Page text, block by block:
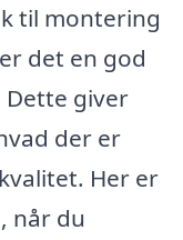
til montering
det en god
giver
der er
Her er
når du